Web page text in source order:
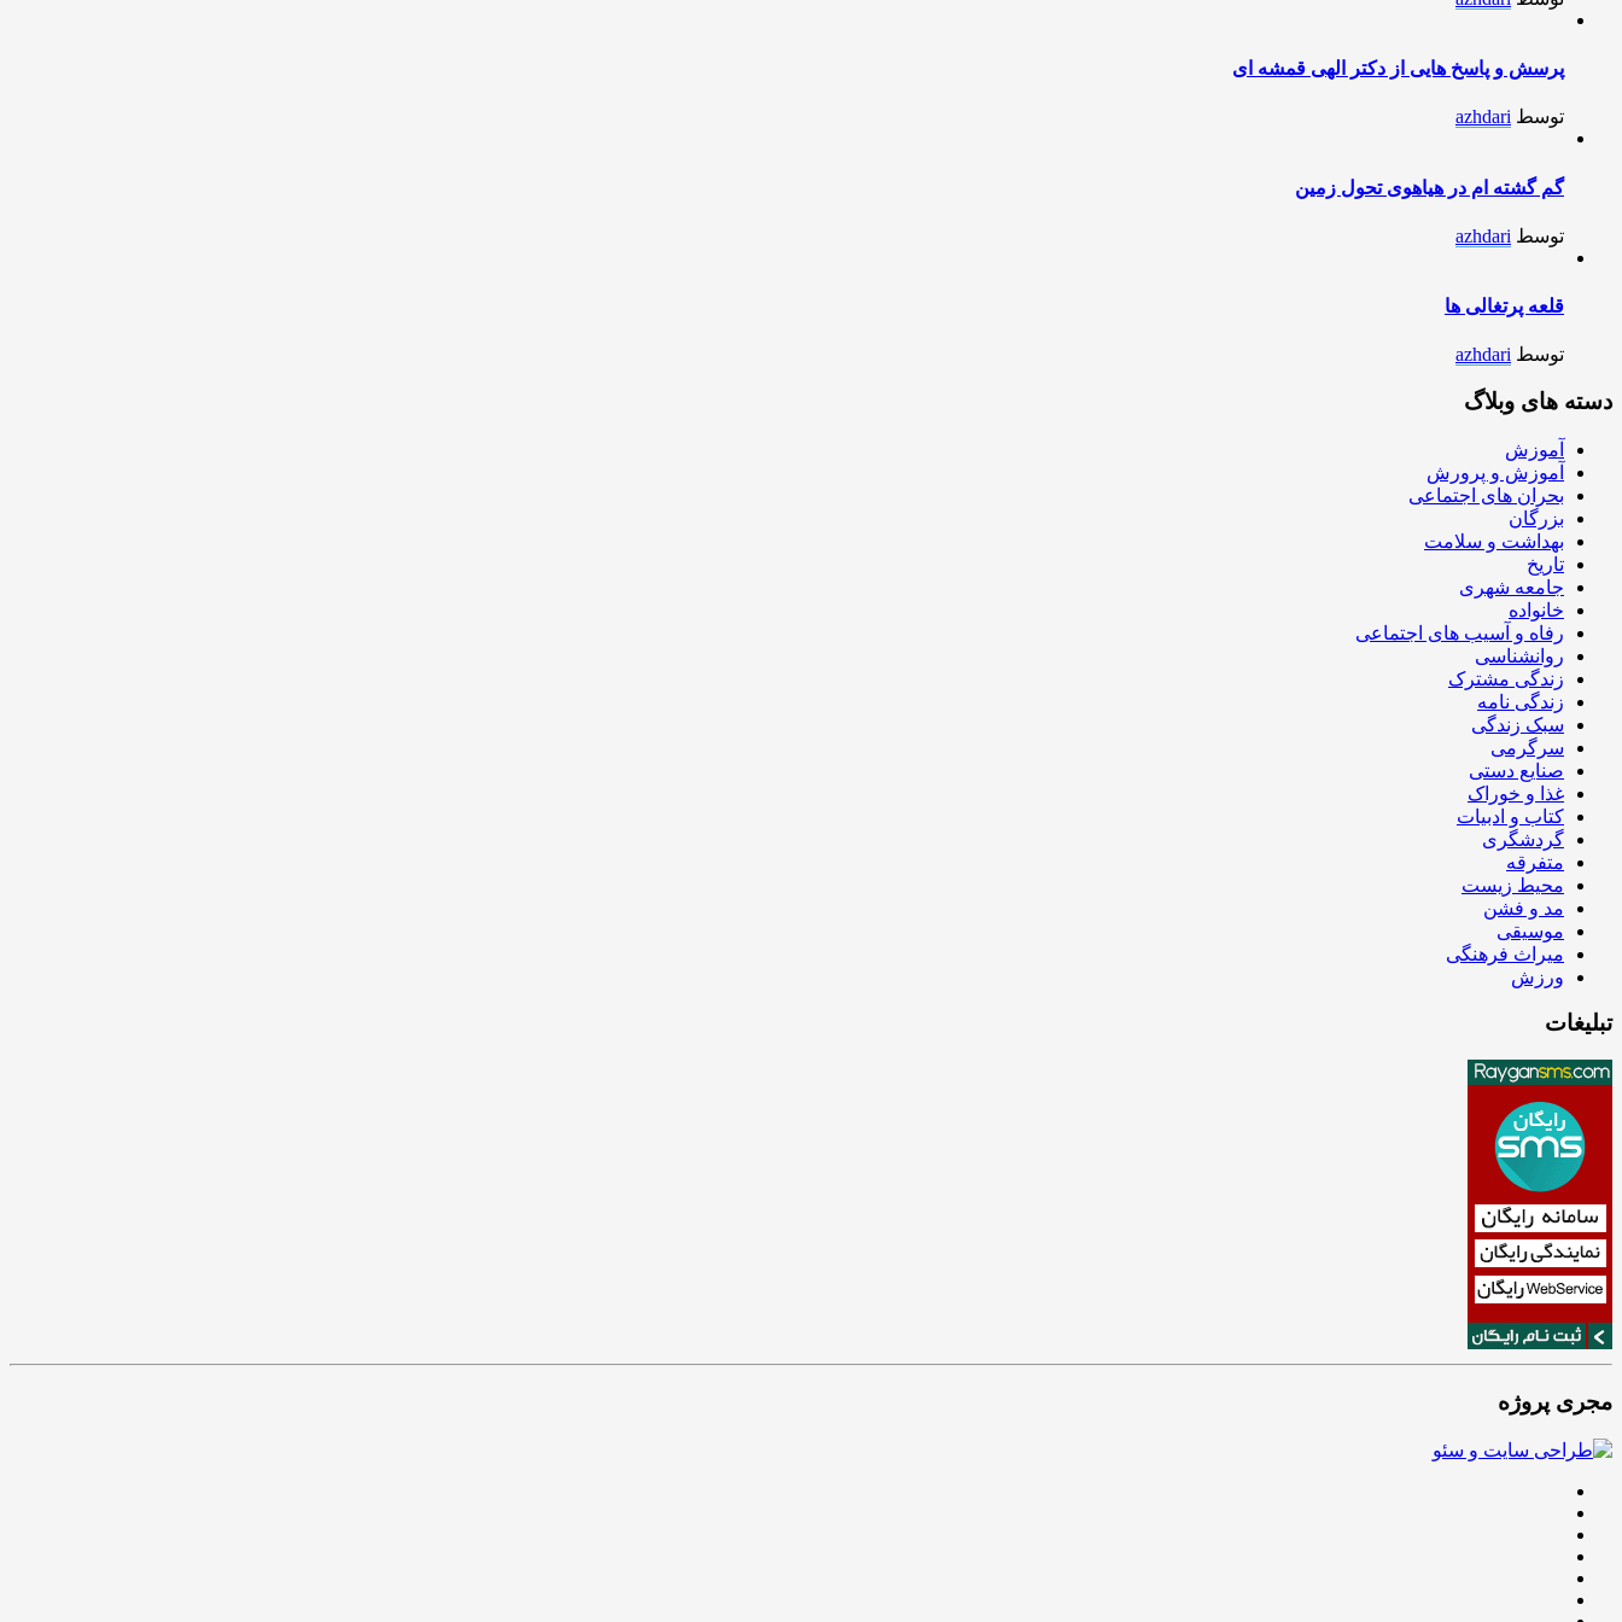
پرسش و پاسخ هایی از دکتر الهی قمشه ای
توسط azhdari
گم گشته ام در هیاهوی تحول زمین
توسط azhdari
قلعه پرتغالی ها
توسط azhdari
دسته های وبلاگ
آموزش
آموزش و پرورش
بحران های اجتماعی
بزرگان
بهداشت و سلامت
تاریخ
جامعه شهری
خانواده
رفاه و آسیب های اجتماعی
روانشناسی
زندگی مشترک
زندگی نامه
سبک زندگی
سرگرمی
صنایع دستی
غذا و خوراک
کتاب و ادبیات
گردشگری
متفرقه
محیط زیست
مد و فشن
موسیقی
میراث فرهنگی
ورزش
تبلیغات
مجری پروژه